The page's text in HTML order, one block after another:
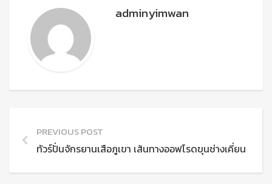
adminyimwan
PREVIOUS POST
ทัวร์ปั่นจักรยานเสือภูเขา เส้นทางออฟโรดขุนช่างเคี่ยน เชียง